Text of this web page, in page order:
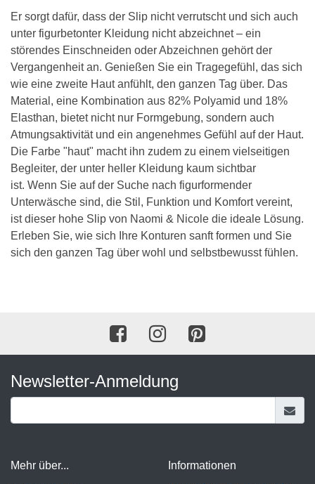
Er sorgt dafür, dass der Slip nicht verrutscht und sich auch
unter figurbetonter Kleidung nicht abzeichnet – ein
störendes Einschneiden oder Abzeichnen gehört der
Vergangenheit an. Genießen Sie ein Tragegefühl, das sich
wie eine zweite Haut anfühlt, den ganzen Tag über. Das
Material, eine Kombination aus 82% Polyamid und 18%
Elasthan, bietet nicht nur Formgebung, sondern auch
Atmungsaktivität und ein angenehmes Gefühl auf der Haut.
Die Farbe "haut" macht ihn zudem zu einem vielseitigen
Begleiter, der unter heller Kleidung kaum sichtbar
ist. Wenn Sie auf der Suche nach figurformender
Unterwäsche sind, die Stil, Funktion und Komfort vereint,
ist dieser hohe Slip von Naomi & Nicole die ideale Lösung.
Erleben Sie, wie sich Ihre Konturen sanft formen und Sie
sich den ganzen Tag über wohl und selbstbewusst fühlen.
Newsletter-Anmeldung
Mehr über... Informationen